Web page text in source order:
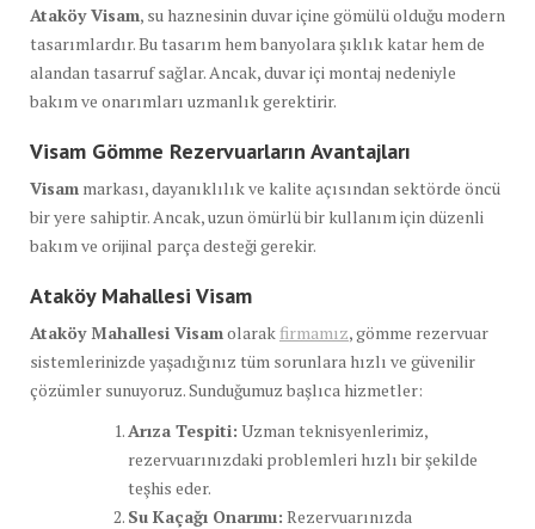
Ataköy Visam, su haznesinin duvar içine gömülü olduğu modern
tasarımlardır. Bu tasarım hem banyolara şıklık katar hem de
alandan tasarruf sağlar. Ancak, duvar içi montaj nedeniyle
bakım ve onarımları uzmanlık gerektirir.
Visam Gömme Rezervuarların Avantajları
Visam markası, dayanıklılık ve kalite açısından sektörde öncü
bir yere sahiptir. Ancak, uzun ömürlü bir kullanım için düzenli
bakım ve orijinal parça desteği gerekir.
Ataköy Mahallesi Visam
Ataköy Mahallesi Visamolarak firmamız, gömme rezervuar
sistemlerinizde yaşadığınız tüm sorunlara hızlı ve güvenilir
çözümler sunuyoruz. Sunduğumuz başlıca hizmetler:
Arıza Tespiti: Uzman teknisyenlerimiz,
rezervuarınızdaki problemleri hızlı bir şekilde
teşhis eder.
Su Kaçağı Onarımı: Rezervuarınızda